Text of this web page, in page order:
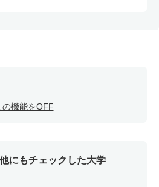
の機能をOFF
にもチェックした大学